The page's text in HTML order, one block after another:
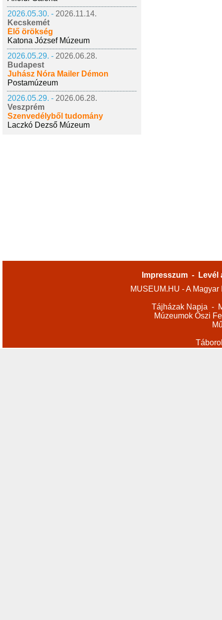
2026.05.30. - 2026.11.14.
Kecskemét
Élő örökség
Katona József Múzeum
2026.05.29. - 2026.06.28.
Budapest
Juhász Nóra Mailer Démon
Postamúzeum
2026.05.29. - 2026.06.28.
Veszprém
Szenvedélyből tudomány
Laczkó Dezső Múzeum
Impresszum -
Levél
MUSEUM.HU - A
Tájházak Napja -
Múzeumok Őszi